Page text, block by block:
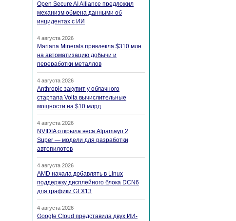
Open Secure AI Alliance предложил
механизм обмена данными об
инцидентах с ИИ
4 августа 2026
Mariana Minerals привлекла $310 млн
на автоматизацию добычи и
переработки металлов
4 августа 2026
Anthropic закупит у облачного
стартапа Volta вычислительные
мощности на $10 млрд
4 августа 2026
NVIDIA открыла веса Alpamayo 2
Super — модели для разработки
автопилотов
4 августа 2026
AMD начала добавлять в Linux
поддержку дисплейного блока DCN6
для графики GFX13
4 августа 2026
Google Cloud представила двух ИИ-